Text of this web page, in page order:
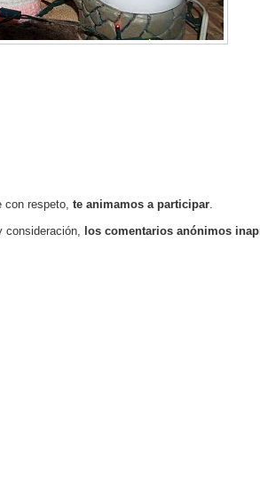
con respeto,te animamos a participar.
consideración, los comentarios anónimos